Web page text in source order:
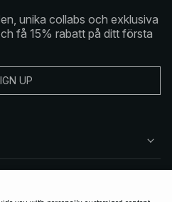
unika collabs och exklusiva
få 15% rabatt på ditt första
UP